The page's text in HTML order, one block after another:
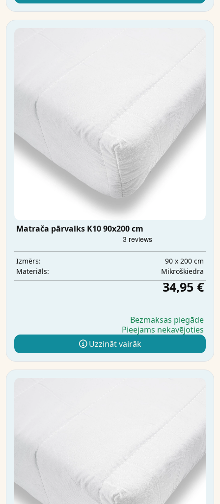
Matrača pārvalks K10 90x200 cm
Izmērs:
90 x 200 cm
Materiāls:
Mikrošķiedra
34,95 €
Bezmaksas piegāde
Pieejams nekavējoties
Uzzināt vairāk